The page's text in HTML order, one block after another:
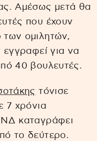
Αμέσως μετά θα
που έχουν
των ομιλητών,
εγγραφεί για να
40 βουλευτές.
τόνισε
7 χρόνια
καταγράφει
το δεύτερο.